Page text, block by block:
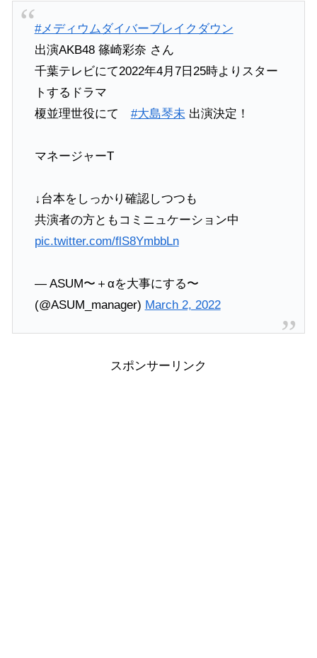
#メディウムダイバーブレイクダウン
出演AKB48 篠崎彩奈 さん
千葉テレビにて2022年4月7日25時よりスター
トするドラマ
榎並理世役にて #大島琴未 出演決定！
マネージャーT
↓台本をしっかり確認しつつも
共演者の方ともコミニュケーション中
pic.twitter.com/flS8YmbbLn
— ASUM〜＋αを大事にする〜
(@ASUM_manager) March 2, 2022
スポンサーリンク